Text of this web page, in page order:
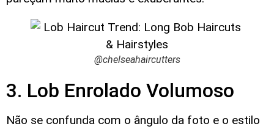
@chelseahaircutters
3. Lob Enrolado Volumoso
Não se confunda com o ângulo da foto e o estilo